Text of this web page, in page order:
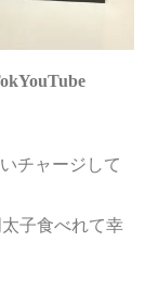
YouTube
チャージして
子食べれて幸